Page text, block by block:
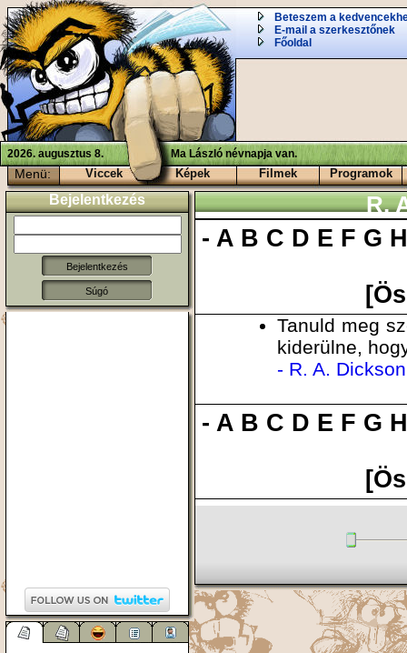
Beteszem a
E-mail a szerkesztőnek
Főoldal
2026. augusztus 8. Ma László névnapja van.
Menü: Viccek Képek Filmek Programok
Bejelentkezés
Súgó
R.
-A B C D E F G
Tanuld meg
kiderülne,
- R. A. Dickson
-A B C D E F G